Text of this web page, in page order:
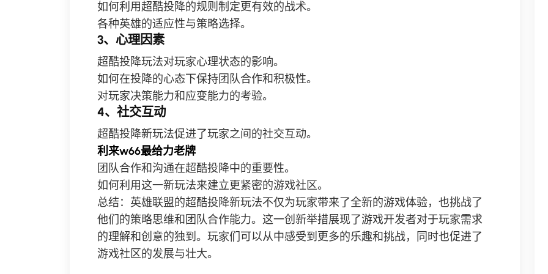
如何利用超酷投降的规则制定更有效的战术。
各种英雄的适应性与策略选择。
3、心理因素
超酷投降玩法对玩家心理状态的影响。
如何在投降的心态下保持团队合作和积极性。
对玩家决策能力和应变能力的考验。
4、社交互动
超酷投降新玩法促进了玩家之间的社交互动。
利来w66最给力老牌
团队合作和沟通在超酷投降中的重要性。
如何利用这一新玩法来建立更紧密的游戏社区。
总结：英雄联盟的超酷投降新玩法不仅为玩家带来了全新的游戏体验，也挑战了
他们的策略思维和团队合作能力。这一创新举措展现了游戏开发者对于玩家需求
的理解和创意的独到。玩家们可以从中感受到更多的乐趣和挑战，同时也促进了
游戏社区的发展与壮大。